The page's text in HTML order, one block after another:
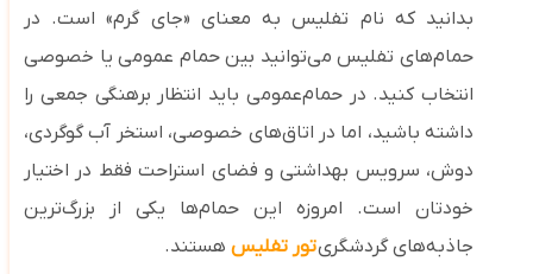
بدانید که نام تفلیس به معنای «جای گرم» است. در
حمام‌های تفلیس می‌توانید بین حمام‌ عمومی یا خصوصی
انتخاب کنید. در حمام‌عمومی باید انتظار برهنگی جمعی را
داشته باشید، اما در اتاق‌های خصوصی، استخر آب گوگردی،
دوش، سرویس بهداشتی و فضای استراحت فقط در اختیار
خودتان است. امروزه این حمام‌ها یکی از بزرگ‌ترین
جاذبه‌های گردشگریتور تفلیس هستند.